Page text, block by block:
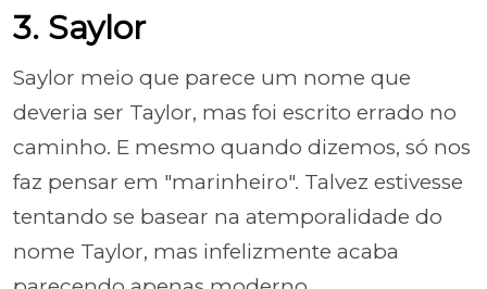
3. Saylor
Saylor meio que parece um nome que
deveria ser Taylor, mas foi escrito errado no
caminho. E mesmo quando dizemos, só nos
faz pensar em "marinheiro". Talvez estivesse
tentando se basear na atemporalidade do
nome Taylor, mas infelizmente acaba